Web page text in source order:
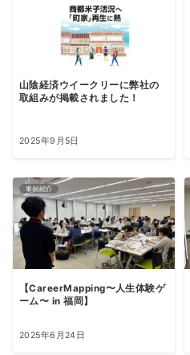
山陰経済ウイークリーに弊社の
取組みが掲載されました！
2025年9月5日
事例紹介
【CareerMapping〜人生体験ゲ
ーム〜 in 福岡】
2025年6月24日